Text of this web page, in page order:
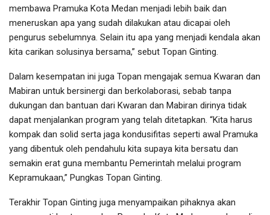
membawa Pramuka Kota Medan menjadi lebih baik dan
meneruskan apa yang sudah dilakukan atau dicapai oleh
pengurus sebelumnya. Selain itu apa yang menjadi kendala akan
kita carikan solusinya bersama,” sebut Topan Ginting.
Dalam kesempatan ini juga Topan mengajak semua Kwaran dan
Mabiran untuk bersinergi dan berkolaborasi, sebab tanpa
dukungan dan bantuan dari Kwaran dan Mabiran dirinya tidak
dapat menjalankan program yang telah ditetapkan. “Kita harus
kompak dan solid serta jaga kondusifitas seperti awal Pramuka
yang dibentuk oleh pendahulu kita supaya kita bersatu dan
semakin erat guna membantu Pemerintah melalui program
Kepramukaan,” Pungkas Topan Ginting.
Terakhir Topan Ginting juga menyampaikan pihaknya akan